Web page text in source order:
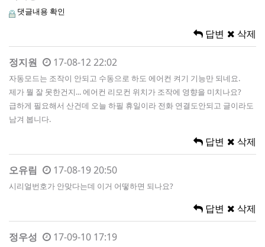
댓글내용 확인
답변 삭제
정지원 17-08-12 22:02
자동모드는 조작이 안되고 수동으로 하도 에어컨 켜기 기능만 되네요.
제가 뭘 잘 못한건지... 에어컨 리모컨 위치가 조작에 영향을 미치나요?
급하게 필요해서 산건데 오늘 하필 휴일이라 전화 연결도안되고 글이라도
남겨 봅니다.
답변 삭제
오유림 17-08-19 20:50
시리얼번호가 안맞다는데 이거 어떻하면 되나요?
답변 삭제
정우성 17-09-10 17:19